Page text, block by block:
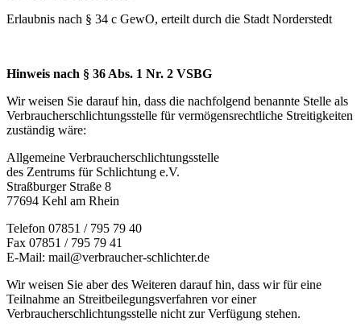
Erlaubnis nach § 34 c GewO, erteilt durch die Stadt Norderstedt
Hinweis nach § 36 Abs. 1 Nr. 2 VSBG
Wir weisen Sie darauf hin, dass die nachfolgend benannte Stelle als
Verbraucherschlichtungsstelle für vermögensrechtliche Streitigkeiten
zuständig wäre:
Allgemeine Verbraucherschlichtungsstelle
des Zentrums für Schlichtung e.V.
Straßburger Straße 8
77694 Kehl am Rhein
Telefon 07851 / 795 79 40
Fax 07851 / 795 79 41
E-Mail: mail@verbraucher-schlichter.de
Wir weisen Sie aber des Weiteren darauf hin, dass wir für eine
Teilnahme an Streitbeilegungsverfahren vor einer
Verbraucherschlichtungsstelle nicht zur Verfügung stehen.